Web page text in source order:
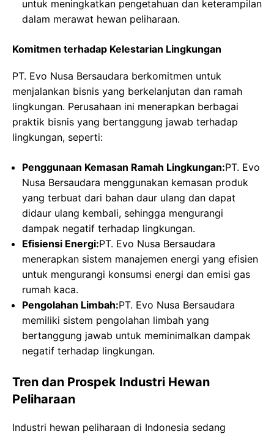
untuk meningkatkan pengetahuan dan keterampilan
dalam merawat hewan peliharaan.
Komitmen terhadap Kelestarian Lingkungan
PT. Evo Nusa Bersaudara berkomitmen untuk
menjalankan bisnis yang berkelanjutan dan ramah
lingkungan. Perusahaan ini menerapkan berbagai
praktik bisnis yang bertanggung jawab terhadap
lingkungan, seperti:
Penggunaan Kemasan Ramah Lingkungan:PT. Evo
Nusa Bersaudara menggunakan kemasan produk
yang terbuat dari bahan daur ulang dan dapat
didaur ulang kembali, sehingga mengurangi
dampak negatif terhadap lingkungan.
Efisiensi Energi:PT. Evo Nusa Bersaudara
menerapkan sistem manajemen energi yang efisien
untuk mengurangi konsumsi energi dan emisi gas
rumah kaca.
Pengolahan Limbah:PT. Evo Nusa Bersaudara
memiliki sistem pengolahan limbah yang
bertanggung jawab untuk meminimalkan dampak
negatif terhadap lingkungan.
Tren dan Prospek Industri Hewan
Peliharaan
Industri hewan peliharaan di Indonesia sedang